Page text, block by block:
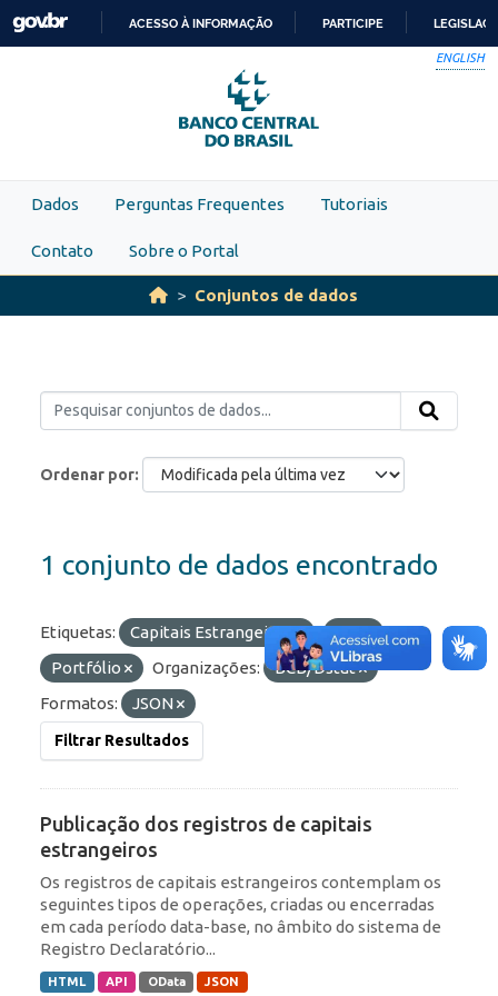
Skip to main content
PARA
O
CONTEÚDO
ACESSO À INFORMAÇÃO PARTICIPE
ENGLISH
Dados Perguntas Frequentes Tutoriais
Contato Sobre o Portal
Conjuntos de dados
Ordenar por
1 conjunto de dados encontrado
Etiquetas: Capitais Estrangeiros
IED
Portfólio
Organizações:
BCB/Dstat
Formatos:
JSON
Filtrar Resultados
Publicação dos registros de capitais
estrangeiros
Os registros de capitais estrangeiros contemplam os
seguintes tipos de operações, criadas ou encerradas
em cada período data-base, no âmbito do sistema de
Registro Declaratório...
HTML API OData JSON